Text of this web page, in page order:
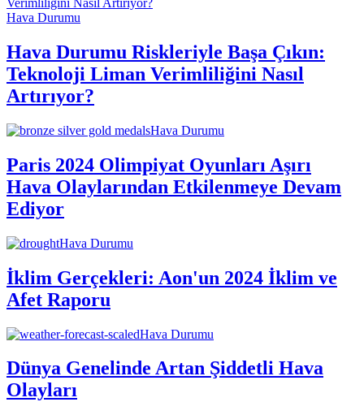
Hava Durumu
Hava Durumu Riskleriyle Başa Çıkın:
Teknoloji Liman Verimliliğini Nasıl
Artırıyor?
Hava Durumu
Paris 2024 Olimpiyat Oyunları Aşırı
Hava Olaylarından Etkilenmeye Devam
Ediyor
Hava Durumu
İklim Gerçekleri: Aon'un 2024 İklim ve
Afet Raporu
Hava Durumu
Dünya Genelinde Artan Şiddetli Hava
Olayları